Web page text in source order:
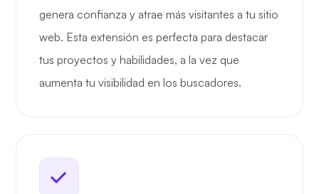
genera confianza y atrae más visitantes a tu sitio
web. Esta extensión es perfecta para destacar
tus proyectos y habilidades, a la vez que
aumenta tu visibilidad en los buscadores.